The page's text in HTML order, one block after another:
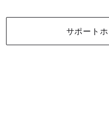
サポート